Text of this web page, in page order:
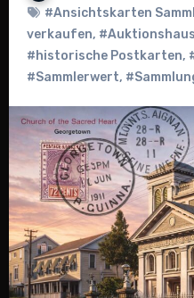
#Ansichtskarten
verkaufen, #Auktionshaus
#historische Postkarten,
#Sammlerwert,